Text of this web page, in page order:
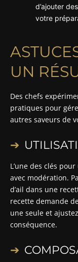
d’ajouter
votre
UN
Des chefs
pratiques pour
autres saveurs de
L’une des clés
avec modération.
d’ail dans une
recette demande
une seule et
conséquence.